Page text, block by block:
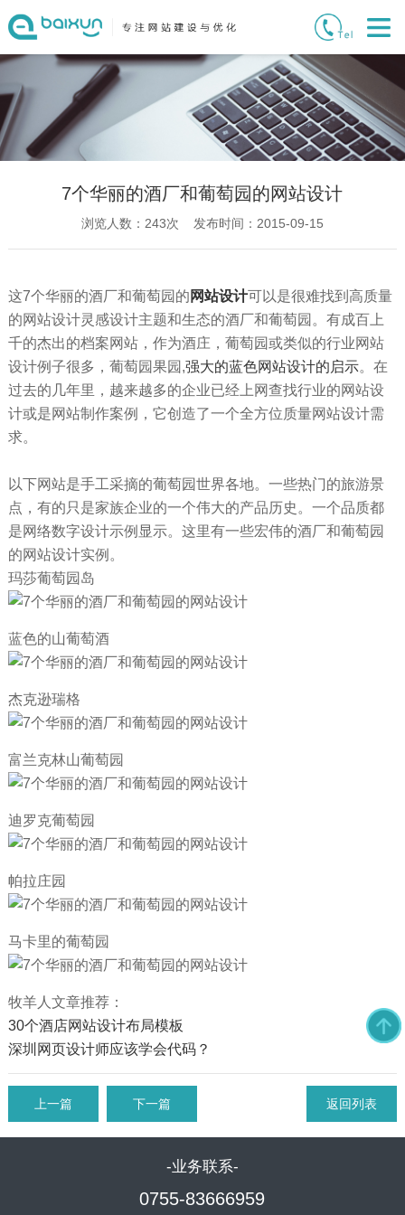
7个华丽的酒厂和葡萄园的网站设计
浏览人数： 243次 发布时间：2015-09-15
这7个华丽的酒厂和葡萄园的 网站设计可以是很难找到高质量
的网站设计灵感设计主题和生态的酒厂和葡萄园。有成百上
千的杰出的档案网站，作为酒庄，葡萄园或类似的行业网站
设计例子很多，葡萄园果园,强大的蓝色网站设计的启示。在
过去的几年里，越来越多的企业已经上网查找行业的网站设
计或是网站制作案例，它创造了一个全方位质量网站设计需
求。
以下网站是手工采摘的葡萄园世界各地。一些热门的旅游景
点，有的只是家族企业的一个伟大的产品历史。一个品质都
是网络数字设计示例显示。这里有一些宏伟的酒厂和葡萄园
的网站设计实例。
玛莎葡萄园岛
蓝色的山葡萄酒
杰克逊瑞格
富兰克林山葡萄园
迪罗克葡萄园
帕拉庄园
马卡里的葡萄园
牧羊人文章推荐：
30个酒店网站设计布局模板
深圳网页设计师应该学会代码？
上一篇 下一篇 返回列表
-业务联系-
0755-83666959